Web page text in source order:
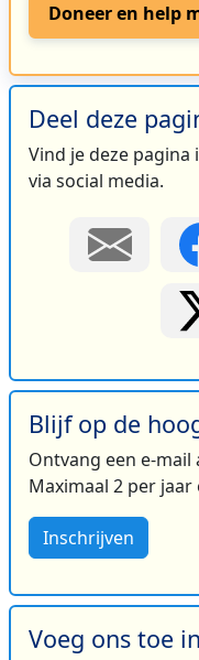
Doneer en help
Deel deze
Vind je deze
via social media.
Blijf op de
Ontvang een e-
Maximaal 2 per
Inschrijven
Voeg ons toe